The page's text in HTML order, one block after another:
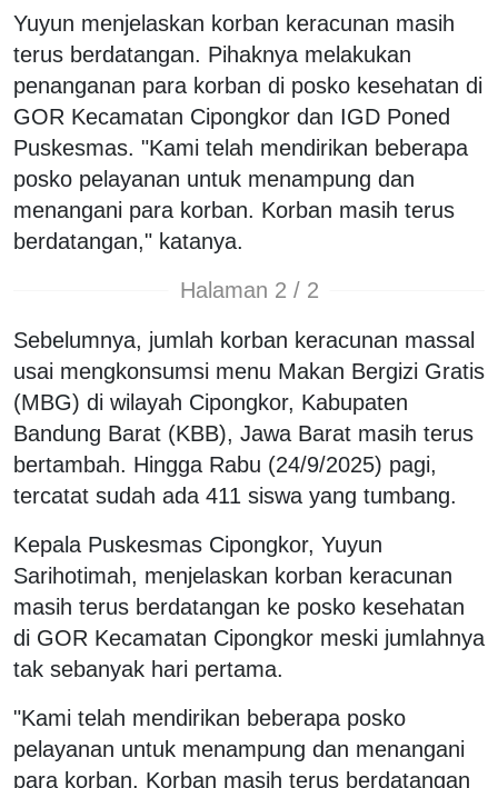
Yuyun menjelaskan korban keracunan masih
terus berdatangan. Pihaknya melakukan
penanganan para korban di posko kesehatan di
GOR Kecamatan Cipongkor dan IGD Poned
Puskesmas. "Kami telah mendirikan beberapa
posko pelayanan untuk menampung dan
menangani para korban. Korban masih terus
berdatangan," katanya.
Halaman 2 / 2
Sebelumnya, jumlah korban keracunan massal
usai mengkonsumsi menu Makan Bergizi Gratis
(MBG) di wilayah Cipongkor, Kabupaten
Bandung Barat (KBB), Jawa Barat masih terus
bertambah. Hingga Rabu (24/9/2025) pagi,
tercatat sudah ada 411 siswa yang tumbang.
Kepala Puskesmas Cipongkor, Yuyun
Sarihotimah, menjelaskan korban keracunan
masih terus berdatangan ke posko kesehatan
di GOR Kecamatan Cipongkor meski jumlahnya
tak sebanyak hari pertama.
"Kami telah mendirikan beberapa posko
pelayanan untuk menampung dan menangani
para korban. Korban masih terus berdatangan